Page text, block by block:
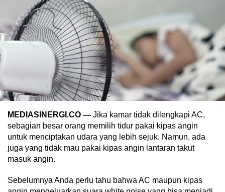
MEDIASINERGI.CO — Jika kamar tidak dilengkapi AC,
sebagian besar orang memilih tidur pakai kipas angin
untuk menciptakan udara yang lebih sejuk. Namun, ada
juga yang tidak mau pakai kipas angin lantaran takut
masuk angin.
Sebelumnya Anda perlu tahu bahwa AC maupun kipas